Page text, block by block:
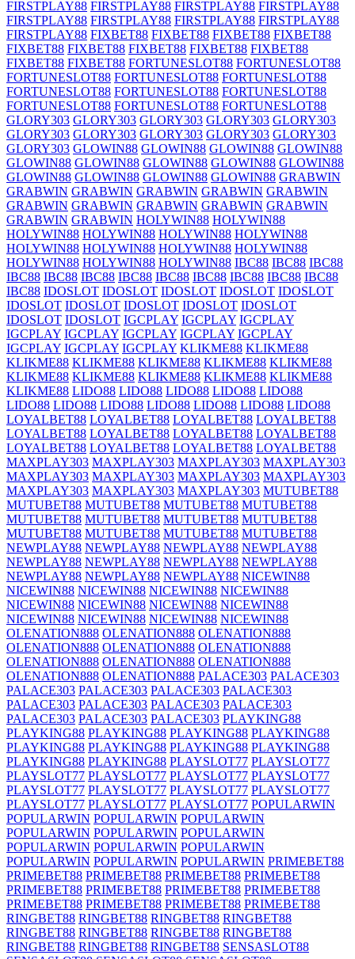
FIRSTPLAY88 FIRSTPLAY88 FIRSTPLAY88 FIRSTPLAY88
FIRSTPLAY88 FIRSTPLAY88 FIRSTPLAY88 FIRSTPLAY88
FIRSTPLAY88 FIXBET88 FIXBET88 FIXBET88 FIXBET88
FIXBET88 FIXBET88 FIXBET88 FIXBET88 FIXBET88
FIXBET88 FIXBET88 FORTUNESLOT88 FORTUNESLOT88
FORTUNESLOT88 FORTUNESLOT88 FORTUNESLOT88
FORTUNESLOT88 FORTUNESLOT88 FORTUNESLOT88
FORTUNESLOT88 FORTUNESLOT88 FORTUNESLOT88
GLORY303 GLORY303 GLORY303 GLORY303 GLORY303
GLORY303 GLORY303 GLORY303 GLORY303 GLORY303
GLORY303 GLOWIN88 GLOWIN88 GLOWIN88 GLOWIN88
GLOWIN88 GLOWIN88 GLOWIN88 GLOWIN88 GLOWIN88
GLOWIN88 GLOWIN88 GLOWIN88 GLOWIN88 GRABWIN
GRABWIN GRABWIN GRABWIN GRABWIN GRABWIN
GRABWIN GRABWIN GRABWIN GRABWIN GRABWIN
GRABWIN GRABWIN HOLYWIN88 HOLYWIN88
HOLYWIN88 HOLYWIN88 HOLYWIN88 HOLYWIN88
HOLYWIN88 HOLYWIN88 HOLYWIN88 HOLYWIN88
HOLYWIN88 HOLYWIN88 HOLYWIN88 IBC88 IBC88 IBC88
IBC88 IBC88 IBC88 IBC88 IBC88 IBC88 IBC88 IBC88 IBC88
IBC88 IDOSLOT IDOSLOT IDOSLOT IDOSLOT IDOSLOT
IDOSLOT IDOSLOT IDOSLOT IDOSLOT IDOSLOT
IDOSLOT IDOSLOT IGCPLAY IGCPLAY IGCPLAY
IGCPLAY IGCPLAY IGCPLAY IGCPLAY IGCPLAY
IGCPLAY IGCPLAY IGCPLAY KLIKME88 KLIKME88
KLIKME88 KLIKME88 KLIKME88 KLIKME88 KLIKME88
KLIKME88 KLIKME88 KLIKME88 KLIKME88 KLIKME88
KLIKME88 LIDO88 LIDO88 LIDO88 LIDO88 LIDO88
LIDO88 LIDO88 LIDO88 LIDO88 LIDO88 LIDO88 LIDO88
LOYALBET88 LOYALBET88 LOYALBET88 LOYALBET88
LOYALBET88 LOYALBET88 LOYALBET88 LOYALBET88
LOYALBET88 LOYALBET88 LOYALBET88 LOYALBET88
MAXPLAY303 MAXPLAY303 MAXPLAY303 MAXPLAY303
MAXPLAY303 MAXPLAY303 MAXPLAY303 MAXPLAY303
MAXPLAY303 MAXPLAY303 MAXPLAY303 MUTUBET88
MUTUBET88 MUTUBET88 MUTUBET88 MUTUBET88
MUTUBET88 MUTUBET88 MUTUBET88 MUTUBET88
MUTUBET88 MUTUBET88 MUTUBET88 MUTUBET88
NEWPLAY88 NEWPLAY88 NEWPLAY88 NEWPLAY88
NEWPLAY88 NEWPLAY88 NEWPLAY88 NEWPLAY88
NEWPLAY88 NEWPLAY88 NEWPLAY88 NICEWIN88
NICEWIN88 NICEWIN88 NICEWIN88 NICEWIN88
NICEWIN88 NICEWIN88 NICEWIN88 NICEWIN88
NICEWIN88 NICEWIN88 NICEWIN88 NICEWIN88
OLENATION888 OLENATION888 OLENATION888
OLENATION888 OLENATION888 OLENATION888
OLENATION888 OLENATION888 OLENATION888
OLENATION888 OLENATION888 PALACE303 PALACE303
PALACE303 PALACE303 PALACE303 PALACE303
PALACE303 PALACE303 PALACE303 PALACE303
PALACE303 PALACE303 PALACE303 PLAYKING88
PLAYKING88 PLAYKING88 PLAYKING88 PLAYKING88
PLAYKING88 PLAYKING88 PLAYKING88 PLAYKING88
PLAYKING88 PLAYKING88 PLAYSLOT77 PLAYSLOT77
PLAYSLOT77 PLAYSLOT77 PLAYSLOT77 PLAYSLOT77
PLAYSLOT77 PLAYSLOT77 PLAYSLOT77 PLAYSLOT77
PLAYSLOT77 PLAYSLOT77 PLAYSLOT77 POPULARWIN
POPULARWIN POPULARWIN POPULARWIN
POPULARWIN POPULARWIN POPULARWIN
POPULARWIN POPULARWIN POPULARWIN
POPULARWIN POPULARWIN POPULARWIN PRIMEBET88
PRIMEBET88 PRIMEBET88 PRIMEBET88 PRIMEBET88
PRIMEBET88 PRIMEBET88 PRIMEBET88 PRIMEBET88
PRIMEBET88 PRIMEBET88 PRIMEBET88 PRIMEBET88
RINGBET88 RINGBET88 RINGBET88 RINGBET88
RINGBET88 RINGBET88 RINGBET88 RINGBET88
RINGBET88 RINGBET88 RINGBET88 SENSASLOT88